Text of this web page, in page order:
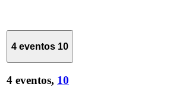
4 eventos 10
4 eventos, 10